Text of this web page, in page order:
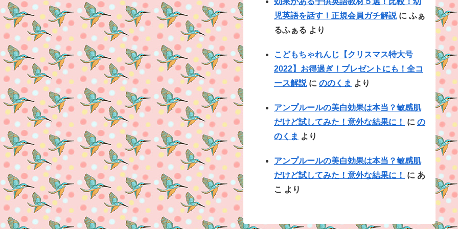
児英語を話す！正規会員ガチ解説に ふぁ
るふぁる より
こどもちゃれんじ【クリスマス特大号
2022】お得過ぎ！プレゼントにも！全コ
ース解説に ののくま より
アンプルールの美白効果は本当？敏感肌
だけど試してみた！意外な結果に！
に の
のくま より
アンプルールの美白効果は本当？敏感肌
だけど試してみた！意外な結果に！
に あ
こ より